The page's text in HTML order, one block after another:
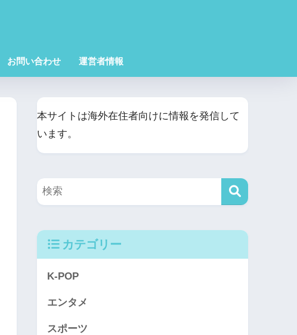
お問い合わせ 運営者情報
本サイトは海外在住者向けに情報を発信して
います。
カテゴリー
K-POP
エンタメ
スポーツ